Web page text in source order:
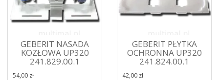
GEBERIT NASADA
KOZŁOWA UP320
241.829.00.1
54,00 zł
GEBERIT PŁYTKA
OCHRONNA UP320
241.824.00.1
42,00 zł